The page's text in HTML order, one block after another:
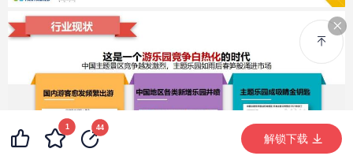
46 99+
解锁下载 (3971次)
1 44
解锁下载